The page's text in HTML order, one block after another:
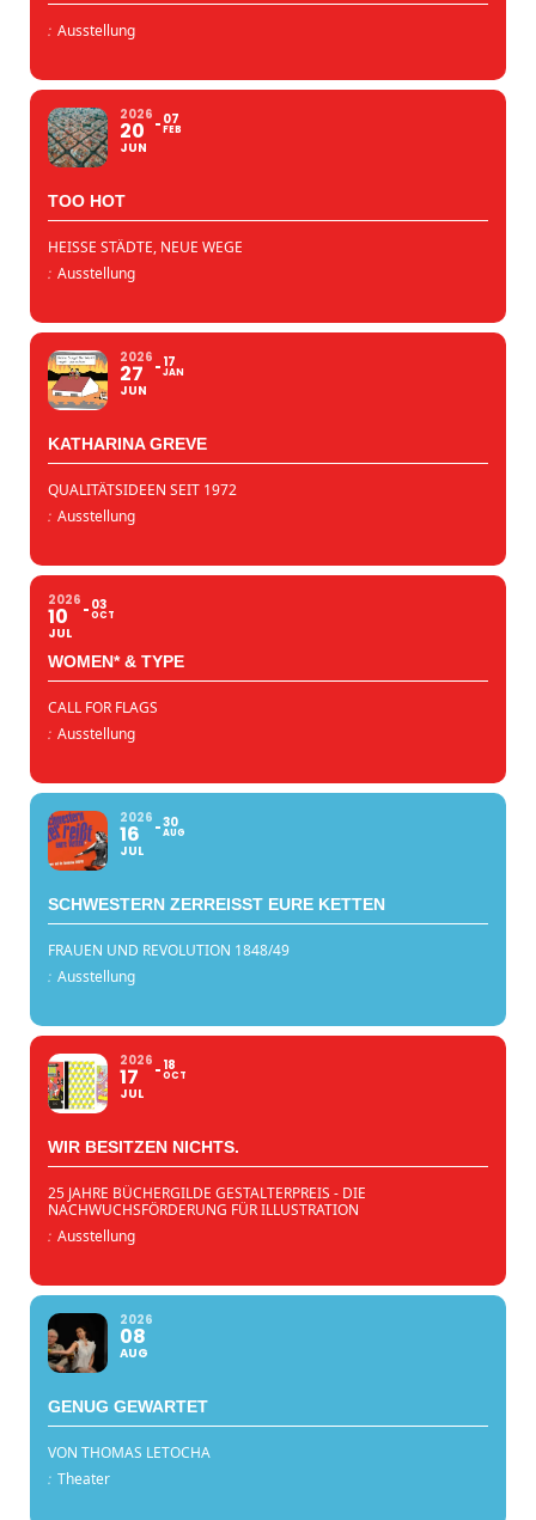
: Ausstellung
2026
20
JUN
07
FEB
TOO HOT
HEISSE STÄDTE, NEUE WEGE
: Ausstellung
2026
27
JUN
17
JAN
KATHARINA GREVE
QUALITÄTSIDEEN SEIT 1972
: Ausstellung
2026
10
JUL
03
OCT
WOMEN* & TYPE
CALL FOR FLAGS
: Ausstellung
2026
16
JUL
30
AUG
SCHWESTERN ZERREISST EURE KETTEN
FRAUEN UND REVOLUTION 1848/49
: Ausstellung
2026
17
JUL
18
OCT
WIR BESITZEN NICHTS.
25 JAHRE BÜCHERGILDE GESTALTERPREIS - DIE
NACHWUCHSFÖRDERUNG FÜR ILLUSTRATION
: Ausstellung
2026
08
AUG
GENUG GEWARTET
VON THOMAS LETOCHA
: Theater